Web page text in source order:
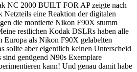
NC 2000 BUILT FOR AP zeigte nach
Netzteils eine Reaktion der digitalen
die montierte Nikon F90X stumm
restlichen Kodak DSLRs haben alle
Europa als Nikon F90X gelabelten
sollte aber eigentlich keinen Unterscheid
genügend N90s Exemplare
kann! Und genau damit habe